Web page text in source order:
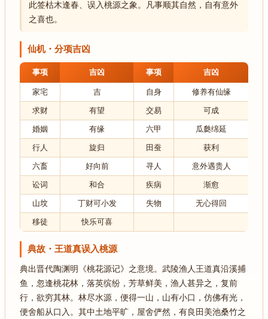
此签枯木逢春、误入桃源之象。凡事顺其自然，自有意外
之喜也。
仙机・分项吉凶
事项 吉凶 事项 吉凶
家宅 吉 自身 修养有仙缘
求财 有望 交易 可成
婚姻 有缘 六甲 瓜瓞绵延
行人 旋归 田蚕 获利
六畜 好向前 寻人 意外遇贵人
讼词 和合 疾病 渐愈
山坟 丁财可小发 失物 无心得回
移徒 快乐可喜
典故・王道真误入桃源
典出晋代陶渊明《桃花源记》之意境。武陵渔人王道真沿溪捕
鱼，忽逢桃花林，落英缤纷，芳草鲜美，渔人甚异之，复前
行，欲穷其林。林尽水源，便得一山，山有小口，仿佛有光，
便舍船从口入。其中土地平旷，屋舍俨然，有良田美池桑竹之